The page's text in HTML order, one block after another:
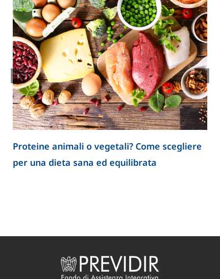
Spermatozoi creati in laboratorio: la
apre nuove prospettive per lo studio